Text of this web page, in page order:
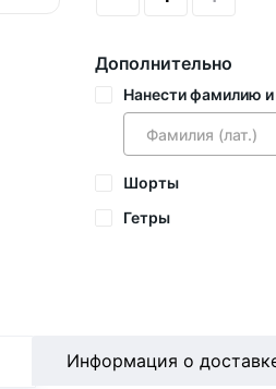
Дополнительно
Нанести фамилию
Шорты
Гетры
Информация о